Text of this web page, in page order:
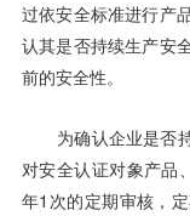
过依安全标准进行产
认其是否持续生产安
前的安全性。
为确认企业是否持
对安全认证对象产品
年1次的定期审核，